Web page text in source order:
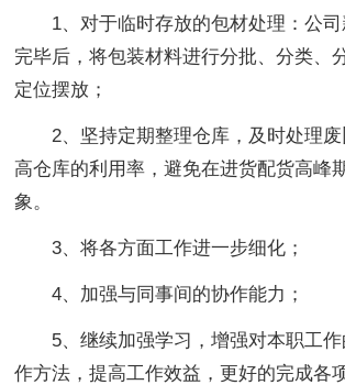
1、对于临时存放的包材处理：公
完毕后，将包装材料进行分批、分类、
定位摆放；
2、坚持定期整理仓库，及时处理
高仓库的利用率，避免在进货配货高峰
象。
3、将各方面工作进一步细化；
4、加强与同事间的协作能力；
5、继续加强学习，增强对本职工
作方法，提高工作效益，更好的完成各